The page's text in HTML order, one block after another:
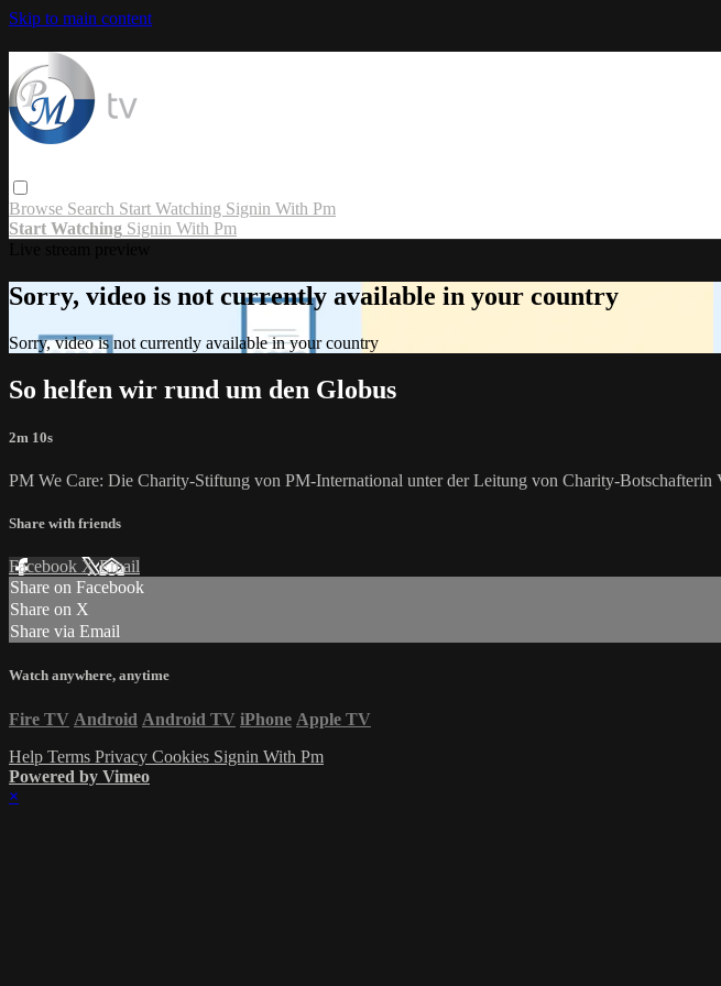
Skip to main content
Browse Search Start Watching Signin With Pm
Start Watching Signin With Pm
Sorry, video is not currently available in your country
Sorry, video is not currently available in your country
So helfen wir rund um den Globus
2m 10s
PM We Care: Die Charity-Stiftung von PM-International unter der Leitung von Charity-Botschafterin
Share with friends
Facebook XEmail
Share on Facebook
Share on X
Share via Email
Watch anywhere, anytime
Fire TV Android Android TV iPhone Apple TV
Help Terms Privacy Cookies Signin With Pm
Powered by Vimeo
×